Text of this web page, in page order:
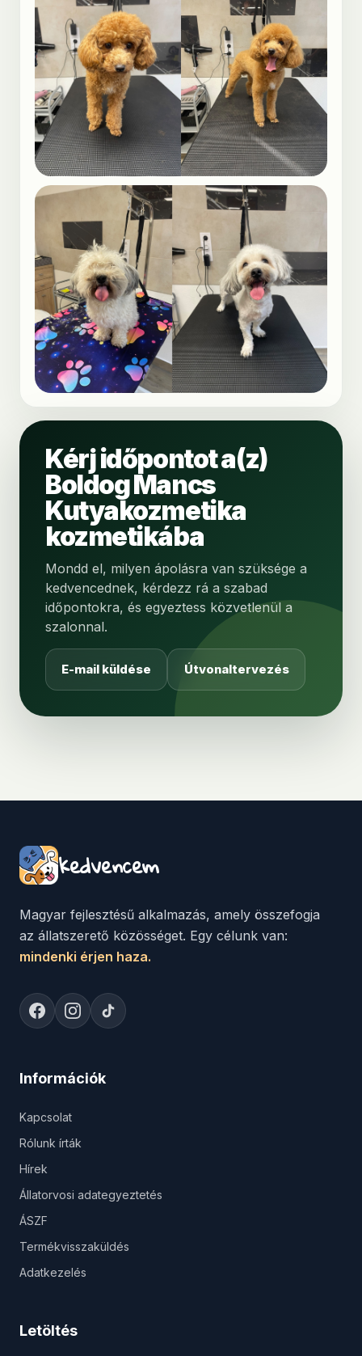
Kérj időpontot a(z)
Boldog Mancs
Kutyakozmetika
kozmetikába
Mondd el, milyen ápolásra van szüksége a
kedvencednek, kérdezz rá a szabad
időpontokra, és egyeztess közvetlenül a
szalonnal.
E-mail küldése Útvonaltervezés
kedvencem
Magyar fejlesztésű alkalmazás, amely összefogja
az állatszerető közösséget. Egy célunk van:
mindenki érjen haza.
Információk
Kapcsolat
Rólunk írták
Hírek
Állatorvosi adategyeztetés
ÁSZF
Termékvisszaküldés
Adatkezelés
Letöltés